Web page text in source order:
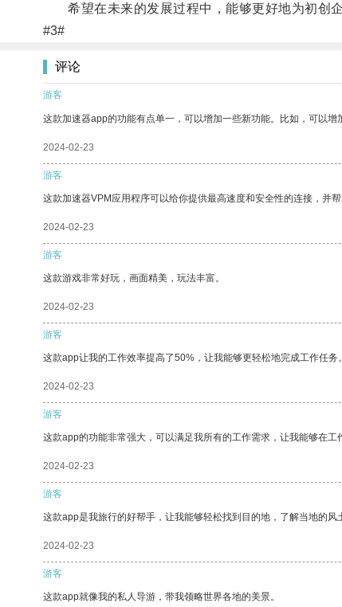
希望在未来的发展过程中，能够更好地为初创企
#3#
评论
游客
这款加速器app的功能有点单一，可以增加一些新功能。比如，可以
2024-02-23
游客
这款加速器VPM应用程序可以给你提供最高速度和安全性的连接，并帮
2024-02-23
游客
这款游戏非常好玩，画面精美，玩法丰富。
2024-02-23
游客
这款app让我的工作效率提高了50%，让我能够更轻松地完成工作任
2024-02-23
游客
这款app的功能非常强大，可以满足我所有的工作需求，让我能够在工
2024-02-23
游客
这款app是我旅行的好帮手，让我能够轻松找到目的地，了解当地的风
2024-02-23
游客
这款app就像我的私人导游，带我领略世界各地的美景。